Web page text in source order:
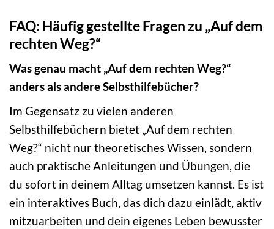
FAQ: Häufig gestellte Fragen zu „Auf dem
rechten Weg?“
Was genau macht „Auf dem rechten Weg?“
anders als andere Selbsthilfebücher?
Im Gegensatz zu vielen anderen
Selbsthilfebüchern bietet „Auf dem rechten
Weg?“ nicht nur theoretisches Wissen, sondern
auch praktische Anleitungen und Übungen, die
du sofort in deinem Alltag umsetzen kannst. Es ist
ein interaktives Buch, das dich dazu einlädt, aktiv
mitzuarbeiten und dein eigenes Leben bewusster